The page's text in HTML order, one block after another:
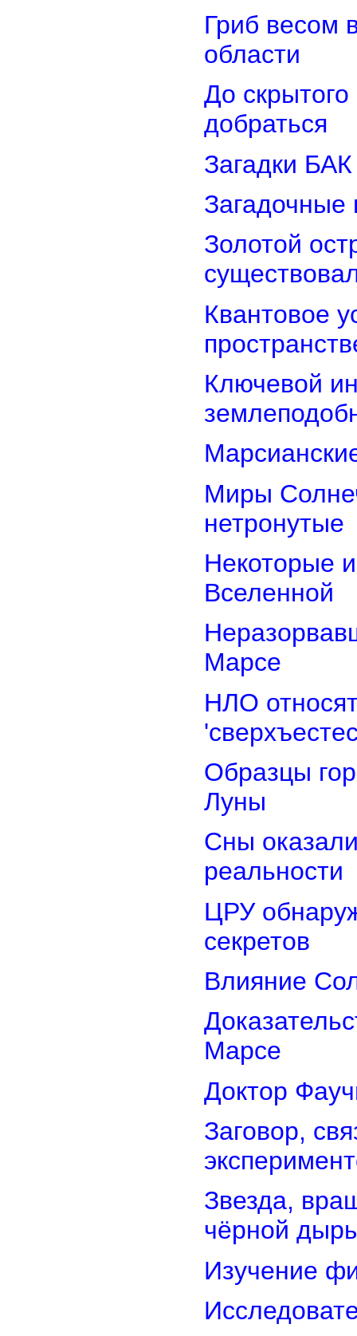
Гриб весом
области
До
добраться
Загадки
Загадочные
Золотой
Квантовое
Ключевой
Миры
нетронутые
Некоторые
Вселенной
Марсе
НЛО
Образцы
Луны
Сны
реальности
ЦРУ
секретов
Влияние
Марсе
Доктор
Заговор,
Звезда,
чёрной
Изучение